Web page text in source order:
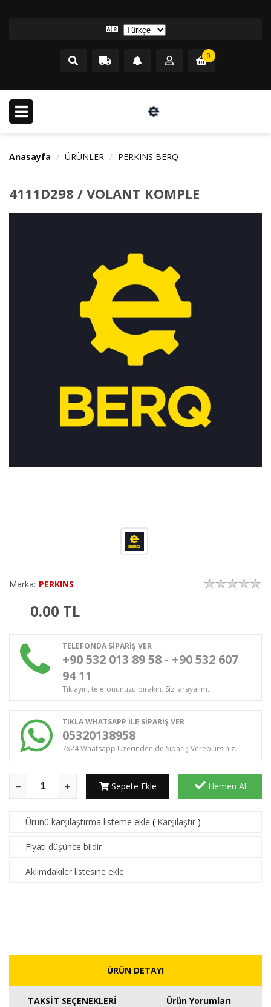
0
Anasayfa ÜRÜNLER PERKINS BERQ
4111D298 / VOLANT KOMPLE
Marka: PERKINS
0.00 TL
TELEFONDA SİPARİŞ VER
+90 532 013 89 58 - +90 532 607
94 11
Tıklayın, telefonunuzu bırakın. Sizi arayalım.
TIKLA WHATSAPP İLE SİPARİŞ VER
05320138958
7x24 Whatsapp Üzerinden de Sipariş Verebilirsiniz.
Sepete Ekle Hemen Al
· Ürünü karşılaştırma listeme ekle ( Karşılaştır )
· Fiyatı düşünce bildir
· Aklımdakiler listesine ekle
ÜRÜN DETAYI
TAKSİT SEÇENEKLERİ Ürün Yorumları